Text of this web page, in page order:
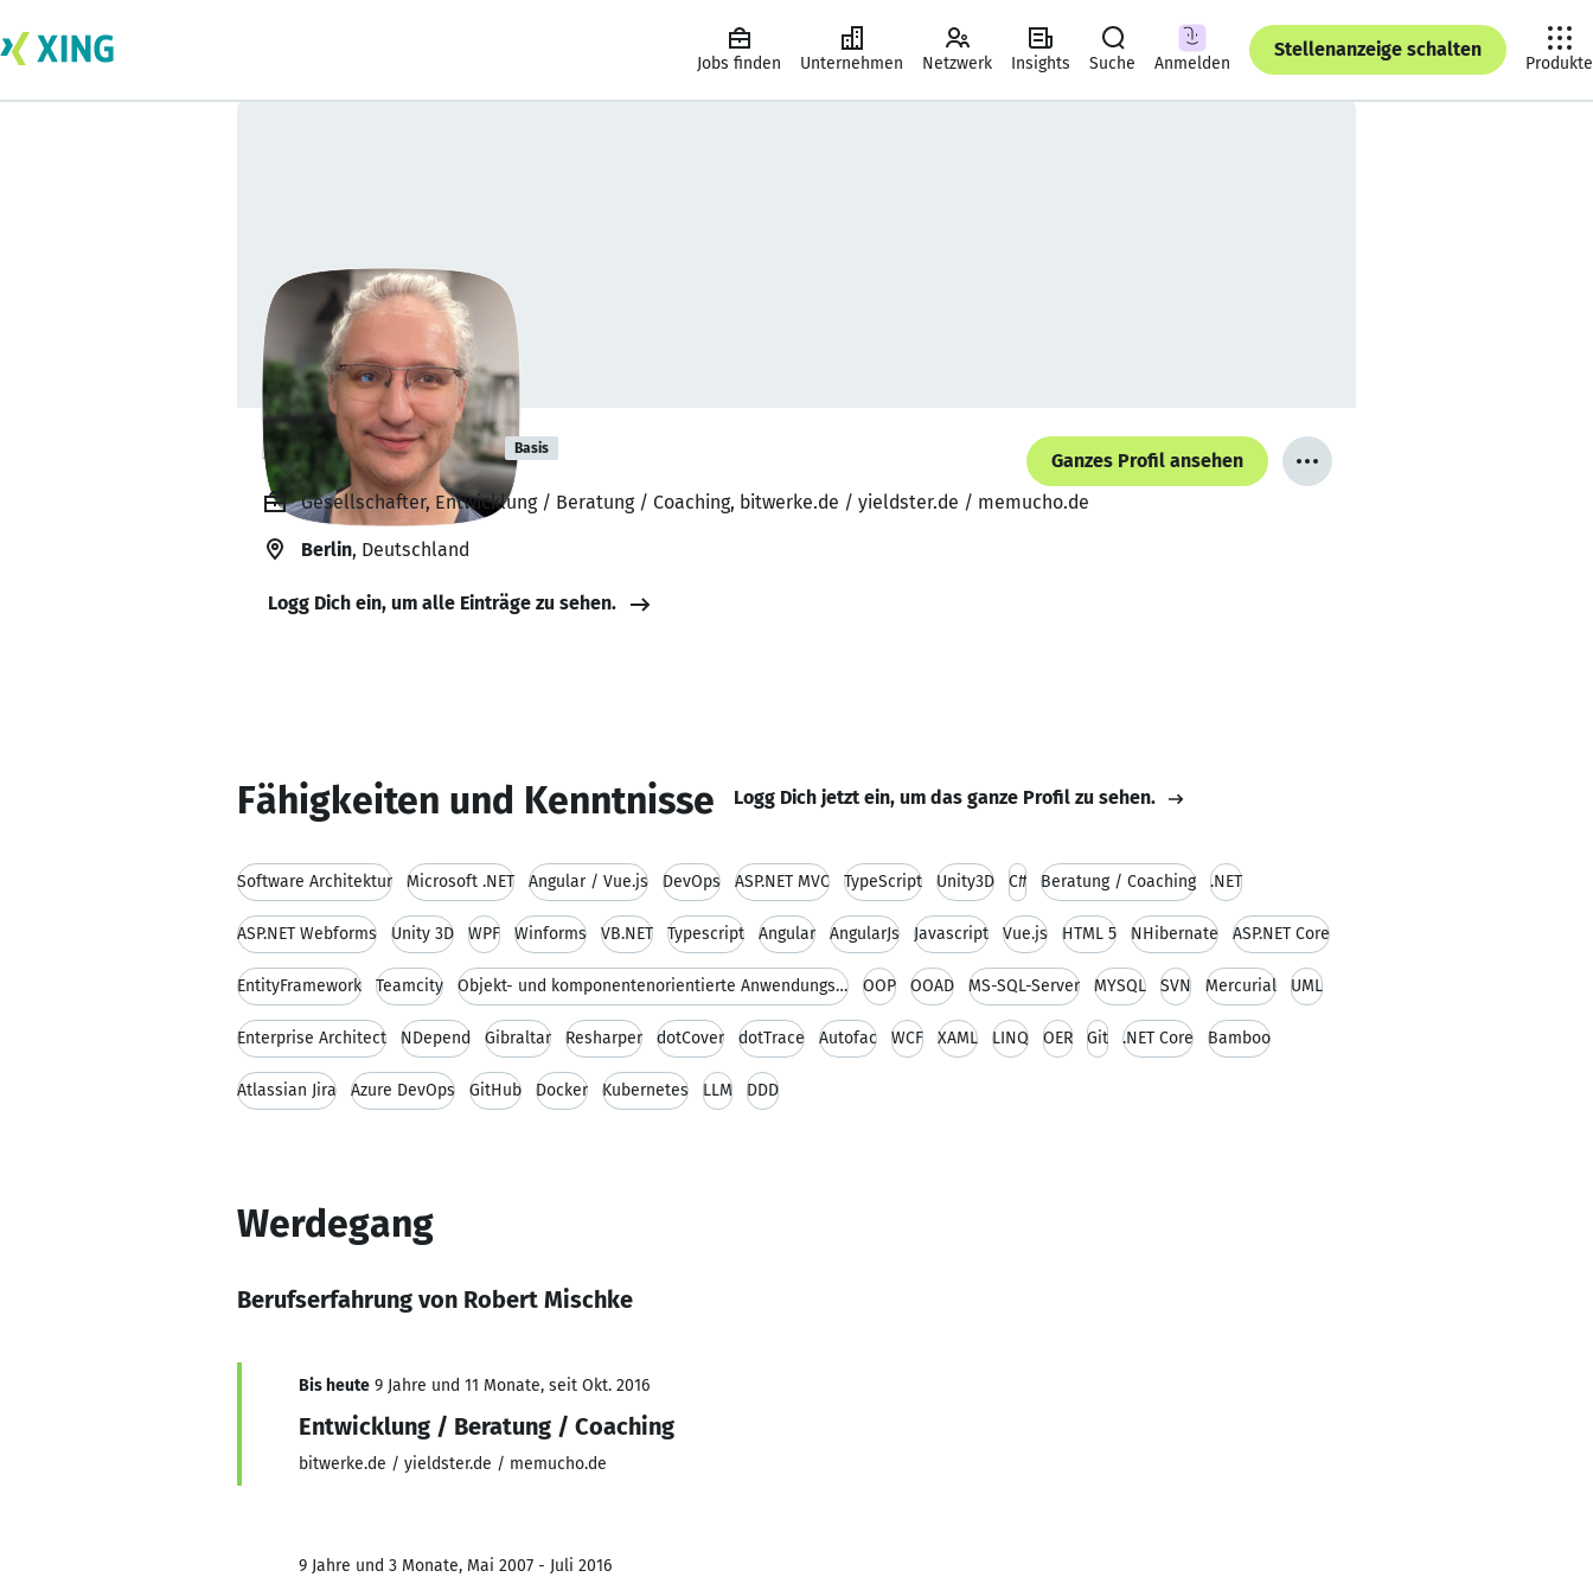
Jobs finden Unternehmen Netzwerk Insights Suche Anmelden
Stellenanzeige schalten
Produkte
Robert Mischke Basis
Ganzes Profil ansehen
Gesellschafter, Entwicklung / Beratung / Coaching, bitwerke.de / yieldster.de / memucho.de
Berlin, Deutschland
Logg Dich ein, um alle Einträge zu sehen.
Fähigkeiten und Kenntnisse Logg Dich jetzt ein, um das ganze Profil zu sehen.
Software Architektur Microsoft .NET Angular / Vue.js DevOps ASP.NET MVC TypeScript Unity3D C# Beratung / Coaching .NET
ASP.NET Webforms Unity 3D WPF Winforms VB.NET Typescript Angular AngularJs Javascript Vue.js HTML 5 NHibernate ASP.NET Core
EntityFramework Teamcity Objekt- und komponentenorientierte Anwendungsentwi OOP OOAD MS-SQL-Server MYSQL SVN Mercurial UML
Enterprise Architect NDepend Gibraltar Resharper dotCover dotTrace Autofac WCF XAML LINQ OER Git .NET Core Bamboo
Atlassian Jira Azure DevOps GitHub Docker Kubernetes LLM DDD
Werdegang
Berufserfahrung von Robert Mischke
Bis heute 9 Jahre und 11 Monate, seit Okt. 2016
Entwicklung / Beratung / Coaching
bitwerke.de / yieldster.de / memucho.de
9 Jahre und 3 Monate, Mai 2007 - Juli 2016